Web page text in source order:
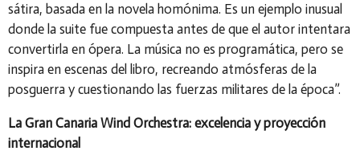
sátira, basada en la novela homónima. Es un ejemplo inusual
donde la suite fue compuesta antes de que el autor intentara
convertirla en ópera. La música no es programática, pero se
inspira en escenas del libro, recreando atmósferas de la
posguerra y cuestionando las fuerzas militares de la época”.
La Gran Canaria Wind Orchestra: excelencia y proyección
internacional